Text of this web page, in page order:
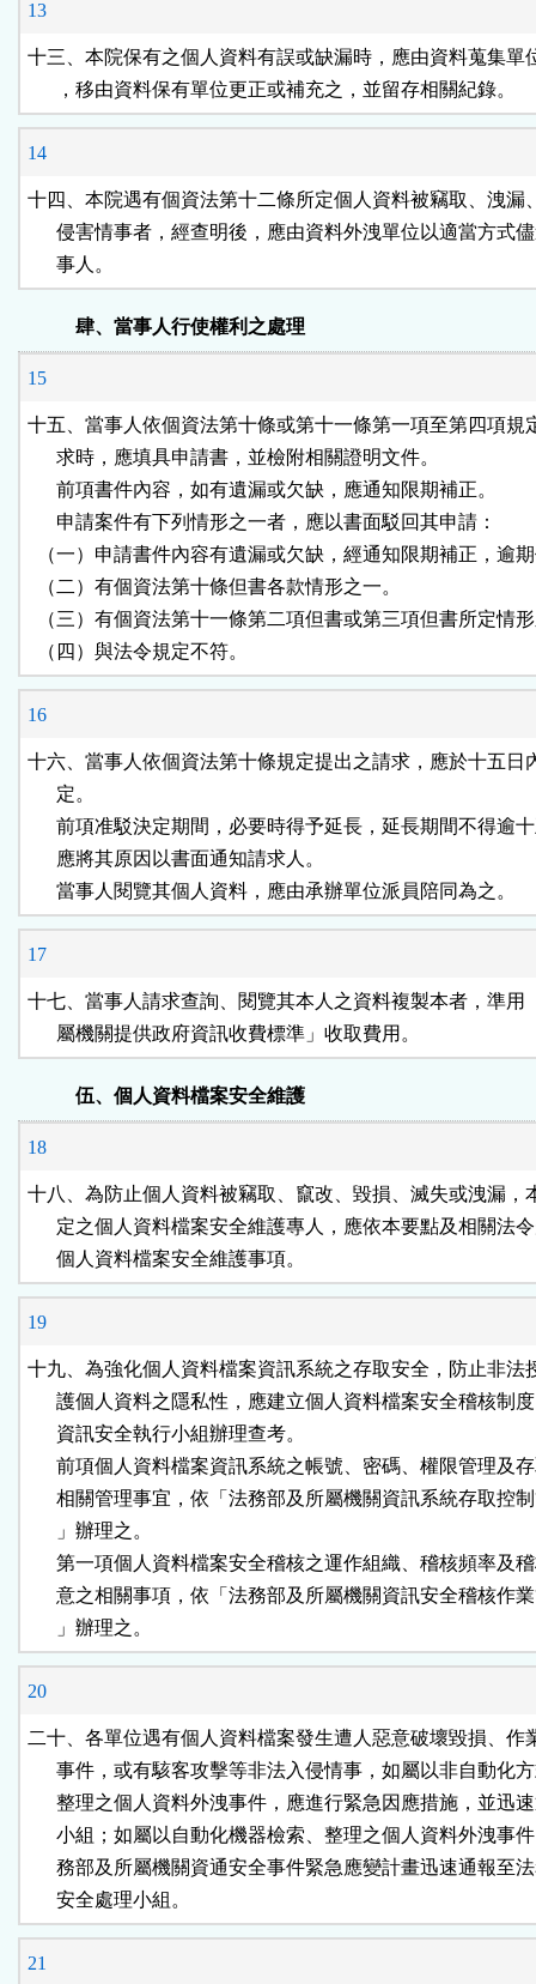
13
十三、本院保有之個人資料有誤或缺漏時，應由資料蒐集單
      ，移由資料保有單位更正或補充之，並留存相關紀錄。
14
十四、本院遇有個資法第十二條所定個人資料被竊取、洩漏
侵害情事者，經查明後，應由資料外洩單位以適當方式
      事人。
肆、當事人行使權利之處理
15
十五、當事人依個資法第十條或第十一條第一項至第四項規
      求時，應填具申請書，並檢附相關證明文件。
      前項書件內容，如有遺漏或欠缺，應通知限期補正。
      申請案件有下列情形之一者，應以書面駁回其申請：
（一）申請書件內容有遺漏或欠缺，經通知限期補正，逾
  （二）有個資法第十條但書各款情形之一。
（三）有個資法第十一條第二項但書或第三項但書所定情
  （四）與法令規定不符。
16
十六、當事人依個資法第十條規定提出之請求，應於十五日
      定。
前項准駁決定期間，必要時得予延長，延長期間不得逾
      應將其原因以書面通知請求人。
      當事人閱覽其個人資料，應由承辦單位派員陪同為之。
17
十七、當事人請求查詢、閱覽其本人之資料複製本者，準用
      屬機關提供政府資訊收費標準」收取費用。
伍、個人資料檔案安全維護
18
十八、為防止個人資料被竊取、竄改、毀損、滅失或洩漏，
定之個人資料檔案安全維護專人，應依本要點及相關法
      個人資料檔案安全維護事項。
19
十九、為強化個人資料檔案資訊系統之存取安全，防止非法
護個人資料之隱私性，應建立個人資料檔案安全稽核制
      資訊安全執行小組辦理查考。
前項個人資料檔案資訊系統之帳號、密碼、權限管理及
相關管理事宜，依「法務部及所屬機關資訊系統存取控
      」辦理之。
第一項個人資料檔案安全稽核之運作組織、稽核頻率及
意之相關事項，依「法務部及所屬機關資訊安全稽核作
      」辦理之。
20
二十、各單位遇有個人資料檔案發生遭人惡意破壞毀損、作
事件，或有駭客攻擊等非法入侵情事，如屬以非自動化
整理之個人資料外洩事件，應進行緊急因應措施，並迅
小組；如屬以自動化機器檢索、整理之個人資料外洩事
務部及所屬機關資通安全事件緊急應變計畫迅速通報至
      安全處理小組。
21